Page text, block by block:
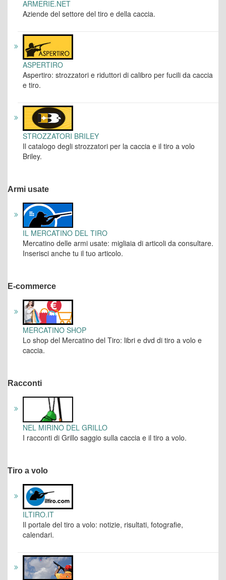
ARMERIE.NET
Aziende del settore del tiro e della caccia.
ASPERTIRO
Aspertiro: strozzatori e riduttori di calibro per fucili da caccia
e tiro.
STROZZATORI BRILEY
Il catalogo degli strozzatori per la caccia e il tiro a volo
Briley.
Armi usate
IL MERCATINO DEL TIRO
Mercatino delle armi usate: migliaia di articoli da consultare.
Inserisci anche tu il tuo articolo.
E-commerce
MERCATINO SHOP
Lo shop del Mercatino del Tiro: libri e dvd di tiro a volo e
caccia.
Racconti
NEL MIRINO DEL GRILLO
I racconti di Grillo saggio sulla caccia e il tiro a volo.
Tiro a volo
ILTIRO.IT
Il portale del tiro a volo: notizie, risultati, fotografie,
calendari.